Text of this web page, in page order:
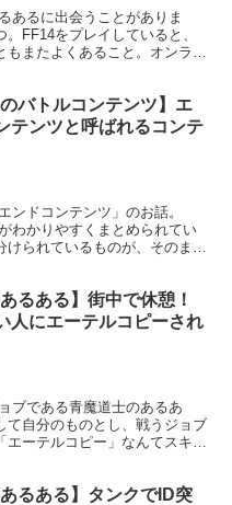
あるに出会うことがありま
FF14をプレイしていると、
もまたよくあること。オンライ
のバトルコンテンツ】エ
テンツと呼ばれるコンテ
ンドコンテンツ」のお話。
わかりやすくまとめられてい
けられているものが、そのまま
あるある】街中で休憩！
人にエーテルコピーされ
ブである青魔道士のあるあ
て自分のものとし、戦うジョブ
エーテルコピー」なんてスキル
あるある】タンクでID突